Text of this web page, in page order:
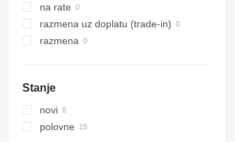
na rate
razmena uz doplatu (trade-in)
razmena
Stanje
novi
polovne